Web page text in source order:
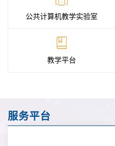
公共计算机教学实验室
教学平台
服务平台